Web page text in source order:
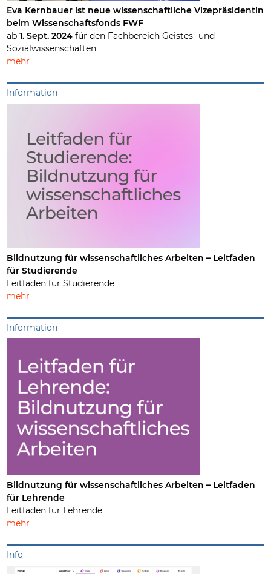
Eva Kernbauer ist neue wissenschaftliche Vizepräsidentin
beim Wissenschaftsfonds FWF
ab1. Sept. 2024 für den Fachbereich Geistes- und
Sozialwissenschaften
mehr
Information
Bildnutzung für wissenschaftliches Arbeiten – Leitfaden
für Studierende
Leitfaden für Studierende
mehr
Information
Bildnutzung für wissenschaftliches Arbeiten – Leitfaden
für Lehrende
Leitfaden für Lehrende
mehr
Info